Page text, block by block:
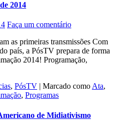
2014
Faça um comentário
as primeiras transmissões Com
país, a PósTV prepara de forma
2014! Programação,
, PósTV | Marcado como Ata,
, Programas
de Midiativismo